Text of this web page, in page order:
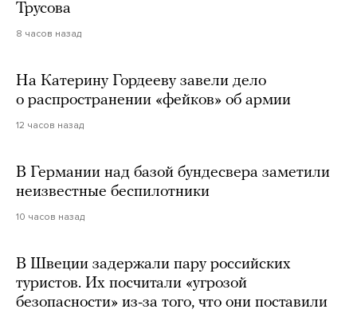
Трусова
8 часов назад
На Катерину Гордееву завели дело
о распространении «фейков» об армии
12 часов назад
В Германии над базой бундесвера заметили
неизвестные беспилотники
10 часов назад
В Швеции задержали пару российских
туристов. Их посчитали «угрозой
безопасности» из-за того, что они поставили